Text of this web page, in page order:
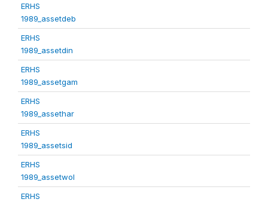
ERHS
1989_assetdeb
ERHS
1989_assetdin
ERHS
1989_assetgam
ERHS
1989_assethar
ERHS
1989_assetsid
ERHS
1989_assetwol
ERHS